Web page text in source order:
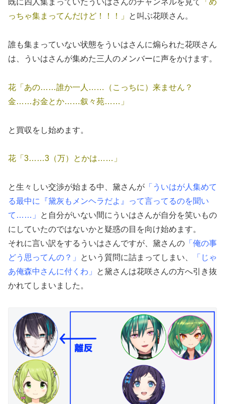
既に四人集まっていたういはさんのチャンネルを見て
「め
っちゃ集まってんだけど！！！」
と叫ぶ花咲さん。
誰も集まっていない状態をういはさんに煽られた花咲さん
は、ういはさんが集めた三人のメンバーに声をかけます。
花「あの……誰か一人……（こっちに）来ません？
金……お金とか……叙々苑……」
と買収をし始めます。
花「3……3（万）とかは……」
と生々しい交渉が始まる中、黛さんが 「ういはが人集めて
る最中に『黛灰もメンヘラだよ』って言ってるのを聞い
て……」
と自分がいない間にういはさんが自分を笑いもの
にしていたのではないかと疑惑の目を向け始めます。
それに言い訳をするういはさんですが、黛さんの 「俺の事
どう思ってんの？」
という質問に詰まってしまい、
「じゃ
あ俺森中さんに付くわ」
と黛さんは花咲さんの方へ引き抜
かれてしまいました。